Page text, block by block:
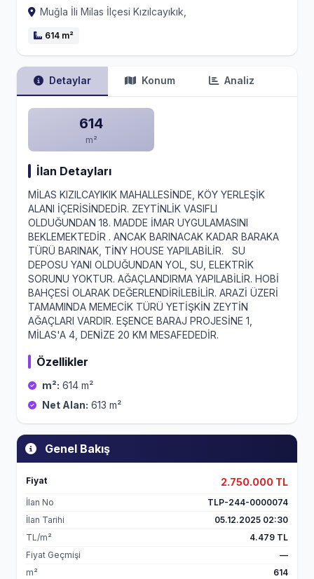
Genel Bakış
Fiyat 2.750.000 TL
İlan No
TLP-244-0000074
İlan Tarihi
05.12.2025 02:30
TL/m²
4.479 TL
Fiyat Geçmişi
—
m²
614
Muğla İli Milas İlçesi Kızılcayıkık,
614 m²
Detaylar Konum Analiz
614
m²
İlan Detayları
MİLAS KIZILCAYIKIK MAHALLESİNDE, KÖY YERLEŞİK
ALANI İÇERİSİNDEDİR. ZEYTİNLİK VASIFLI
OLDUĞUNDAN 18. MADDE İMAR UYGULAMASINI
BEKLEMEKTEDİR . ANCAK BARINACAK KADAR BARAKA
TÜRÜ BARINAK, TİNY HOUSE YAPILABİLİR. SU
DEPOSU YANI OLDUĞUNDAN YOL, SU, ELEKTRİK
SORUNU YOKTUR. AĞAÇLANDIRMA YAPILABİLİR. HOBİ
BAHÇESİ OLARAK DEĞERLENDİRİLEBİLİR. ARAZİ ÜZERİ
TAMAMINDA MEMECİK TÜRÜ YETİŞKİN ZEYTİN
AĞAÇLARI VARDIR. EŞENCE BARAJ PROJESİNE 1,
MİLAS'A 4, DENİZE 20 KM MESAFEDEDİR.
Özellikler
m²: 614 m²
Net Alan: 613 m²